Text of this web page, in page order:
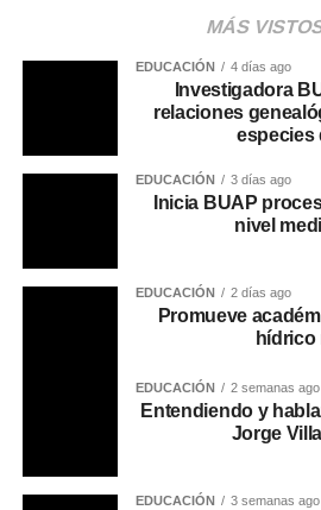
MÁS
EDUCACIÓN 4 días ago
Investigadora
relaciones
especies
EDUCACIÓN 3 días ago
Inicia BUAP
nivel
EDUCACIÓN 2 días ago
Promueve
hídrico
EDUCACIÓN 2 semanas ago
Entendiendo y
Jorge
EDUCACIÓN 3 semanas ago